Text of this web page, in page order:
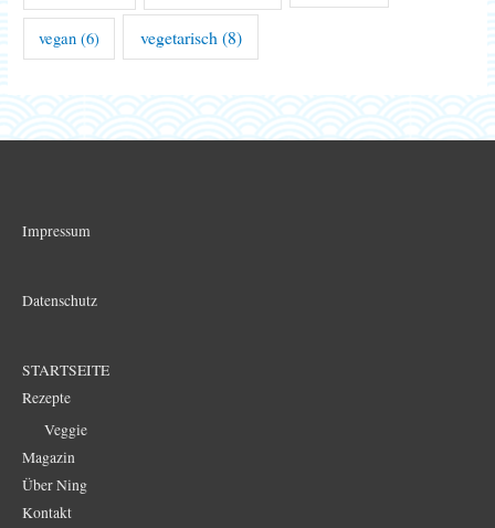
vegan (6) vegetarisch (8)
Impressum
Datenschutz
STARTSEITE
Rezepte
Veggie
Magazin
Über Ning
Kontakt